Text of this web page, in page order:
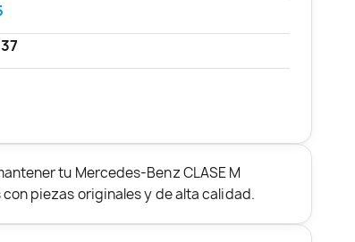
tu Mercedes-Benz CLASE M
piezas originales y de alta calidad.